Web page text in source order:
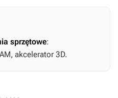
sprzętowe:
akcelerator 3D.